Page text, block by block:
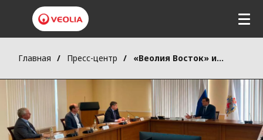
Перейти
основному
содержанию
Главная Пресс-центр «Веолия Восток» и «МАГ Груп» формируют стратегический альянс и создают компанию «Веолия МАГ»